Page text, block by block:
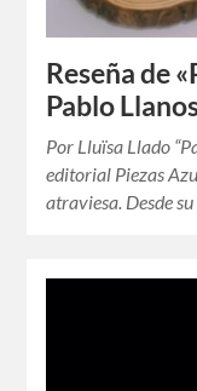
Reseña de
Pablo
Por Lluïsa Llado
editorial Piezas
atraviesa. Desde